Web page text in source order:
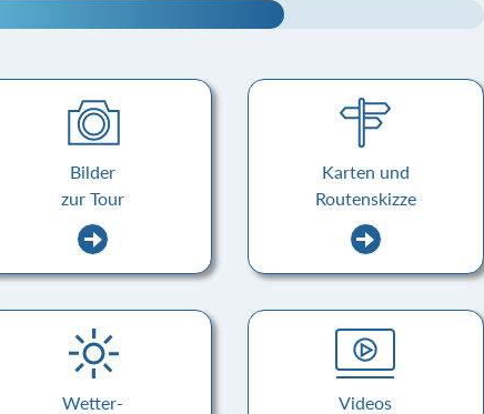
Bilder
zur Tour
Karten und
Routenskizze
Wetter-
Videos